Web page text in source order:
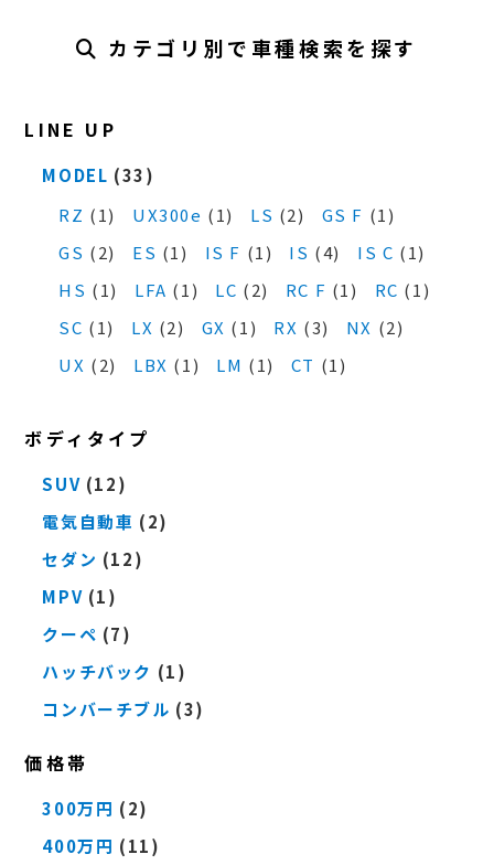
カテゴリ別で車種検索を探す
LINE UP
MODEL (33)
RZ (1) UX300e (1) LS (2) GS F (1)
GS (2) ES (1) IS F (1) IS (4) IS C (1)
HS (1) LFA (1) LC (2) RC F (1) RC (1)
SC (1) LX (2) GX (1) RX (3) NX (2)
UX (2) LBX (1) LM (1) CT (1)
ボディタイプ
SUV (12)
電気自動車 (2)
セダン (12)
MPV (1)
クーペ (7)
ハッチバック (1)
コンバーチブル (3)
価格帯
300万円 (2)
400万円 (11)